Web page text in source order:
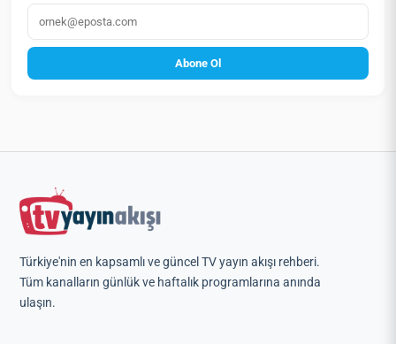
E‑posta
Abone Ol
Türkiye'nin en kapsamlı ve güncel TV yayın akışı rehberi.
Tüm kanalların günlük ve haftalık programlarına anında
ulaşın.